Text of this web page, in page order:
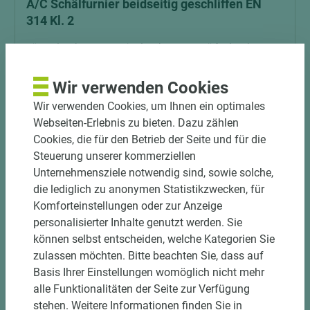
A/C Schälfurnier beidseitig geschliffen EN
314 Kl. 2
Länge (mm)
Breite (mm)
Stärke (mm)
7 weitere Varianten
Art.-Nr. 07400010240
Wir verwenden Cookies
Wir verwenden Cookies, um Ihnen ein optimales
Webseiten-Erlebnis zu bieten. Dazu zählen
Cookies, die für den Betrieb der Seite und für die
Steuerung unserer kommerziellen
Unternehmensziele notwendig sind, sowie solche,
die lediglich zu anonymen Statistikzwecken, für
Komforteinstellungen oder zur Anzeige
personalisierter Inhalte genutzt werden. Sie
können selbst entscheiden, welche Kategorien Sie
zulassen möchten. Bitte beachten Sie, dass auf
Basis Ihrer Einstellungen womöglich nicht mehr
alle Funktionalitäten der Seite zur Verfügung
stehen. Weitere Informationen finden Sie in